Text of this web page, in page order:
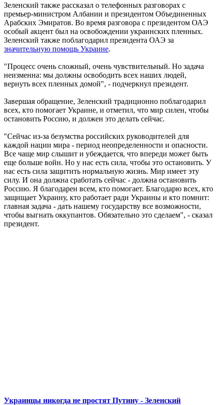
Зеленский также рассказал о телефонных разговорах с
премьер-министром Албании и президентом Объединенных
Арабских Эмиратов. Во время разговора с президентом ОАЭ
особый акцент был на освобождении украинских пленных.
Зеленский также поблагодарил президента ОАЭ за
значительную помощь Украине.
"Процесс очень сложный, очень чувствительный. Но задача
неизменна: мы должны освободить всех наших людей,
вернуть всех пленных домой", - подчеркнул президент.
Завершая обращение, Зеленский традиционно поблагодарил
всех, кто помогает Украине, и отметил, что мир силен, чтобы
остановить Россию, и должен это делать сейчас.
"Сейчас из-за безумства российских руководителей для
каждой нации мира - период неопределенности и опасности.
Все чаще мир слышит и убеждается, что впереди может быть
еще больше войн. Но у нас есть сила, чтобы это остановить. У
нас есть сила защитить нормальную жизнь. Мир имеет эту
силу. И она должна сработать сейчас - должна остановить
Россию. Я благодарен всем, кто помогает. Благодарю всех, кто
защищает Украину, кто работает ради Украины и кто помнит:
главная задача - дать нашему государству все возможности,
чтобы выгнать оккупантов. Обязательно это сделаем", - сказал
президент.
Украинцы никогда не простят Путину - Зеленский